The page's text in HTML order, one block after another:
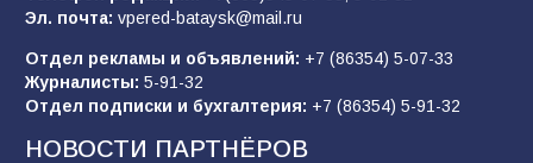
«Слухами Москву не возьмёшь»: почему
заявления Киева о мобилизации — это
отчаяние, а не разведка
81 02.08.2026
Эл. почта: vpered-bataysk@mail.ru
Отдел рекламы и объявлений: +7 (86354) 5-07-33
Журналисты: 5-91-32
Отдел подписки и бухгалтерия: +7 (86354) 5-91-32
НОВОСТИ ПАРТНЁРОВ